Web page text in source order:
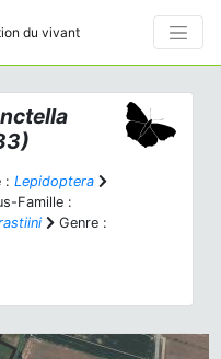
du vivant
: Lepidoptera
Famille :
Genre :